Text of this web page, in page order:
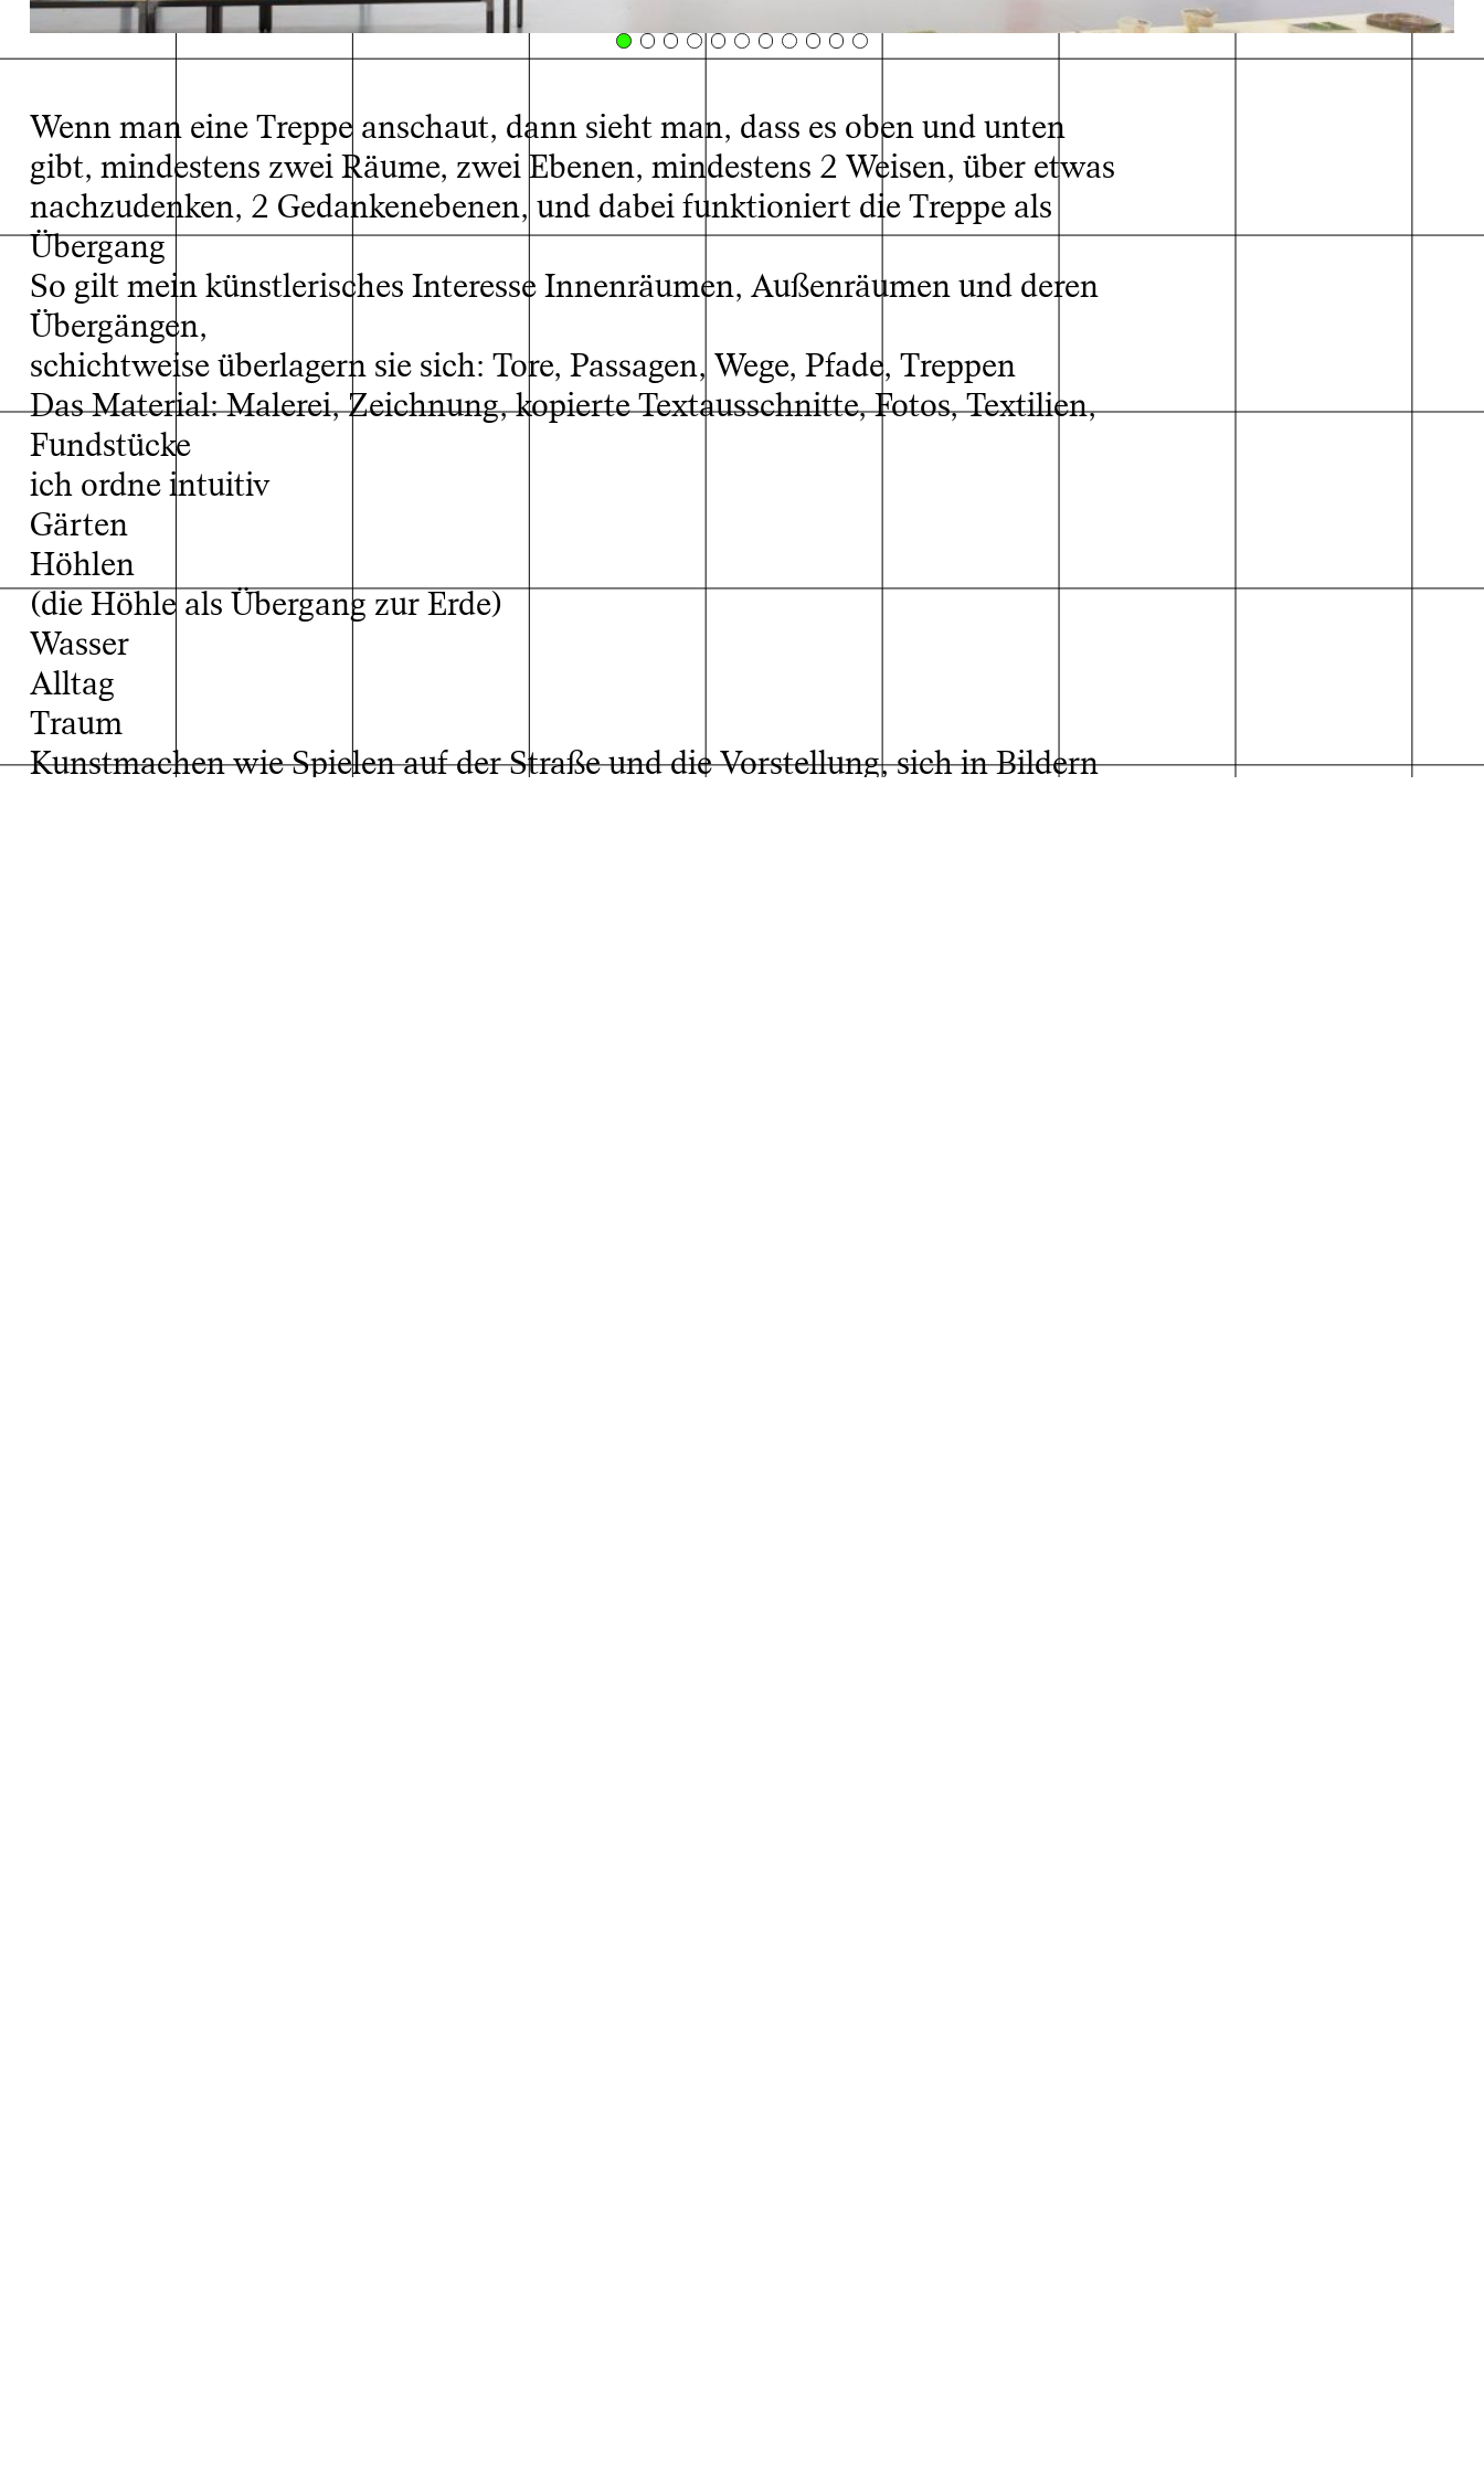
Wenn man eine Treppe anschaut, dann sieht man, dass es oben und unten
gibt, mindestens zwei Räume, zwei Ebenen, mindestens 2 Weisen, über etwas
nachzudenken, 2 Gedankenebenen, und dabei funktioniert die Treppe als
Übergang
So gilt mein künstlerisches Interesse Innenräumen, Außenräumen und deren
Übergängen,
schichtweise überlagern sie sich: Tore, Passagen, Wege, Pfade, Treppen
Das Material: Malerei, Zeichnung, kopierte Textausschnitte, Fotos, Textilien,
Fundstücke
ich ordne intuitiv
Gärten
Höhlen
(die Höhle als Übergang zur Erde)
Wasser
Alltag
Traum
Kunstmachen wie Spielen auf der Straße und die Vorstellung, sich in Bildern
Projektarchiv der Absolvent*innen